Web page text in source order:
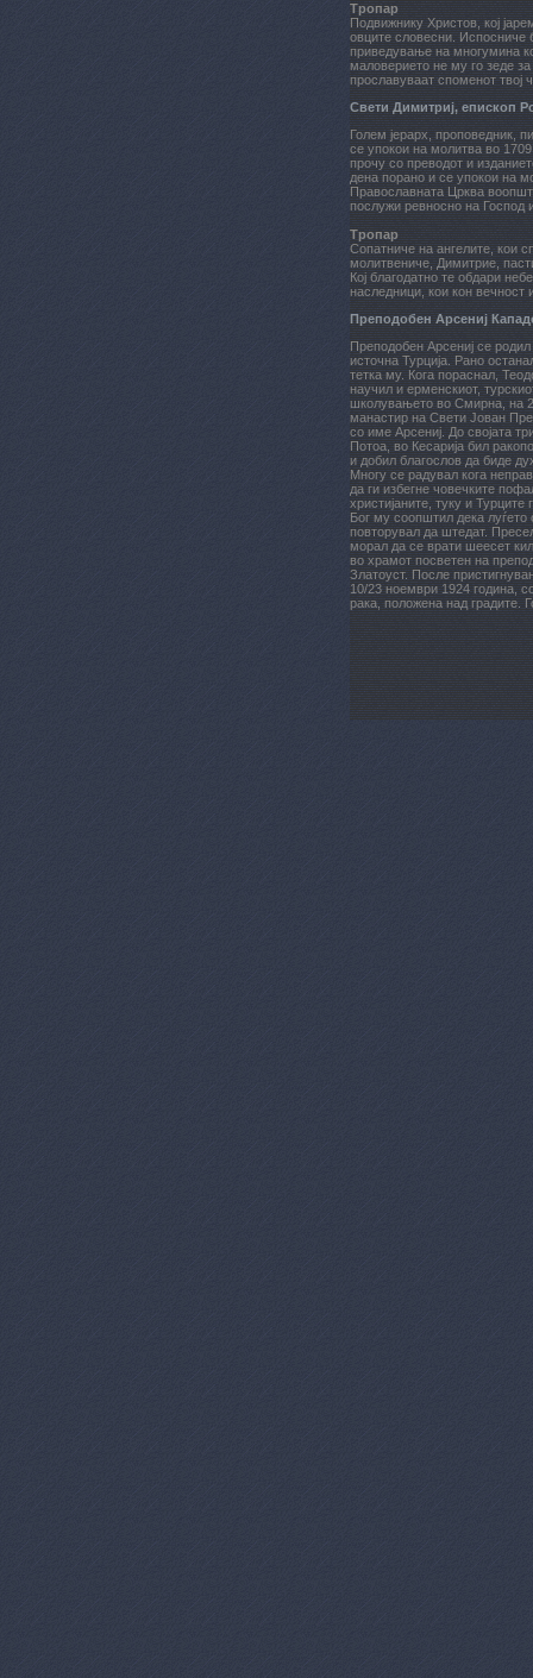
Тропар
Подвижнику Христов, кој
овците словесни. Испосниче
приведување на многумина
маловерието не му го зеде за
прославуваат споменот твој
Свети Димитриј, епископ
Голем јерарх, проповедник,
се упокои на молитва во
прочу со преводот и
дена порано и се упокои на
Православната Црква
послужи ревносно на Господ
Тропар
Сопатниче на ангелите, кои
молитвениче, Димитрие,
Кој благодатно те обдари
наследници, кои кон вечност
Преподобен Арсениј
Преподобен Арсениј се
источна Турција. Рано
тетка му. Кога пораснал,
научил и ерменскиот,
школувањето во Смирна, на
манастир на Свети Јован
со име Арсениј. До својата
Потоа, во Кесарија бил
и добил благослов да биде
Многу се радувал кога
да ги избегне човечките
христијаните, туку и
Бог му соопштил дека луѓето
повторувал да штедат.
морал да се врати шеесет
во храмот посветен на
Златоуст. После
10/23 ноември 1924 година,
рака, положена над градите.